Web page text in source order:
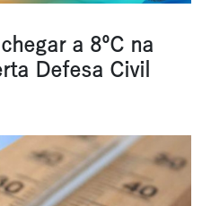
a 8ºC na
Defesa Civil